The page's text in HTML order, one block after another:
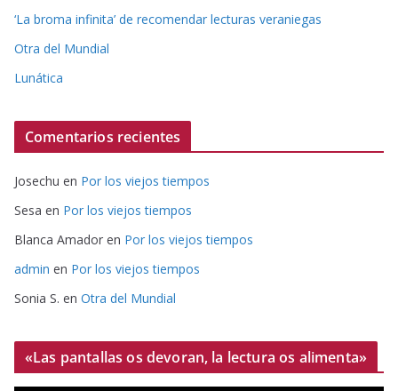
‘La broma infinita’ de recomendar lecturas veraniegas
Otra del Mundial
Lunática
Comentarios recientes
Josechu en Por los viejos tiempos
Sesa en Por los viejos tiempos
Blanca Amador en Por los viejos tiempos
admin en Por los viejos tiempos
Sonia S. en Otra del Mundial
«Las pantallas os devoran, la lectura os alimenta»